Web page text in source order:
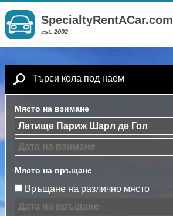
SpecialtyRentACar.com
est. 2002
Търси кола под наем
Място на взимане
Място на връщане
Връщане на различно място